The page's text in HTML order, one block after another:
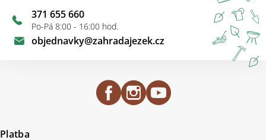
objednavky@zahradajezek.cz
371 655 660
Po-Pá 8:00 - 16:00 hod.
Platba